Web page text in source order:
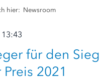
hier: Newsroom
für den
2021